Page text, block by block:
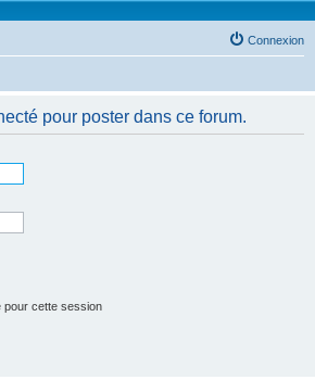
Connexion
pour poster dans ce forum.
pour cette session